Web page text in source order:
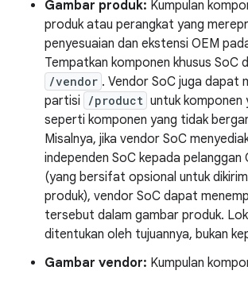
Gambar produk: Kumpulan
produk atau perangkat yang
penyesuaian dan ekstensi OEM
Tempatkan komponen khusus SoC
/vendor . Vendor SoC juga dapat
partisi
/product untuk komponen
seperti komponen yang tidak
Misalnya, jika vendor SoC
independen SoC kepada pelanggan
(yang bersifat opsional untuk
produk), vendor SoC dapat
tersebut dalam gambar produk.
ditentukan oleh tujuannya, bukan
Gambar vendor: Kumpulan